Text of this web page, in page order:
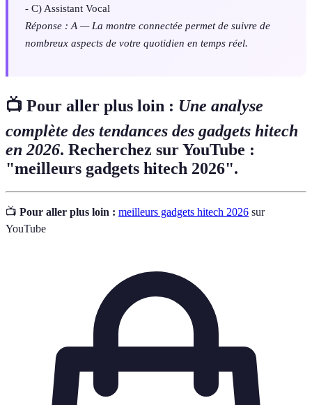
- C) Assistant Vocal
Réponse : A — La montre connectée permet de suivre de
nombreux aspects de votre quotidien en temps réel.
📺 Pour aller plus loin : Une analyse
complète des tendances des gadgets hitech
en 2026. Recherchez sur YouTube :
"meilleurs gadgets hitech 2026".
📺 Pour aller plus loin : meilleurs gadgets hitech 2026 sur
YouTube